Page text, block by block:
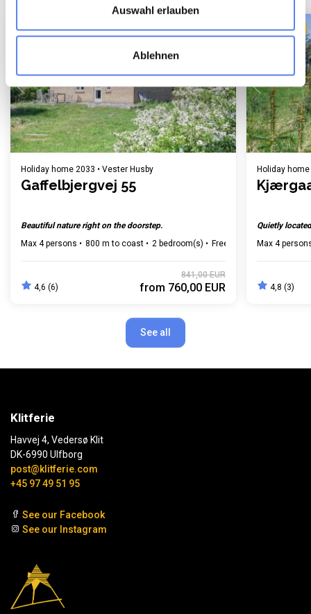
Auswahl erlauben
Ablehnen
Last minute Mini holiday
Holiday home 2033 • Vester Husby
Gaffelbjergvej 55
Beautiful nature right on the doorstep.
Max 4 persons
800 m to coast 2 bedroom(s) Free Wi-Fi Dishwasher
4,6 (6)
841,00 EUR
from 760,00 EUR
Last minute
Holiday
Quietly
Max 4
4,8 (3)
See all
Klitferie
Havvej 4, Vedersø Klit
DK-6990 Ulfborg
post@klitferie.com
+45 97 49 51 95
See our Facebook
See our Instagram